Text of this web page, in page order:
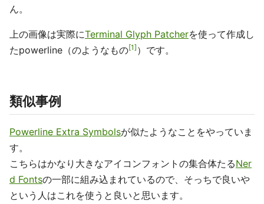
ん。
上の画像は実際にTerminal Glyph Patcherを使って作成し
たpowerline（のようなもの 1 ）です。
類似事例
Powerline Extra Symbolsが似たようなことをやっていま
す。
こちらはかなり大きなアイコンフォントの集合体たるNer
d Fontsの一部に組み込まれているので、そっちで良いや
という人はこれを使うと良いと思います。